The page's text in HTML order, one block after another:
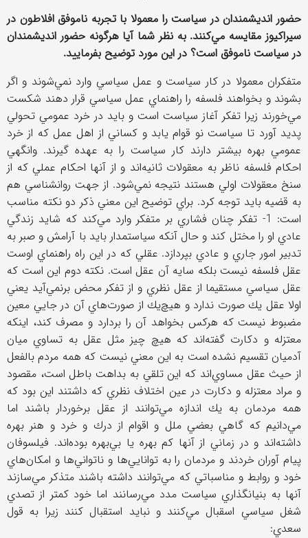
حضور انديشمندان در سياست را معمولا با تجربه ناموفق افلاطون در
سيراكيوز مقايسه مي‌كنند. به نظر شما آيا هرگونه حضور انديشمندان
در سياست ناموفق است؟ در اين مورد توضيح بفرماييد.
متفكران معمولا در كار سياست و عمل سياسي وارد نمي‌شوند و اگر
بشوند و بخواهند فلسفه را راهنماي عمل سياسي قرار دهند شكست
مي‌خورند زيرا تفكر آغاز سياست است و بايد در خرد عمومي تحولي
پديد آورد تا سياست نو قوام يابد و كساني از اهل عمل كه از خرد
عمومي بهره بيشتر دارند كار سياست را به عهده گيرند. وانگهي
احكام فلسفه ناظر به معقولات ثانيه‌اند و از آنها احكام عملي كه از
سنخ معقولات اولي هستند نتيجه نمي‌شود. از جهت روانشناسي هم
به قضيه بايد توجه كرد. براي توضيح اين معني ذكر دو نكته مناسب
است: 1- تفكر چنان فشاري بر متفكر وارد مي‌كند كه شايد زندگي
عادي او را مختل كند و حال آنكه سياستمدار بايد با آرامش و صبر به
تدبير امور جاري و عادي بپردازد. عقلي كه در اين راه راهنماي اوست
عقل فلسفه نيست بلكه سايه آن عقل است. نكته دوم اين است كه
عقل سياسي مستقيما از عقل نظري و از تفكر محض برنمي‌آيد يعني
اولا عقل يك صورت ندارد و هيچ‌يك از صورت‌هاي آن در جايي معين
مضبوط نيست كه هركس بخواهد آن را بردارد و مصرف كند، اينكه
معتزله و دكارت گفته‌اند كه هيچ چيز مثل عقل به تساوي ميان
آدميان تقسيم نشده است به اين معني نيست كه همه مردم بالفعل
از حيث عقل مساوي‌اند كه اين تلقي به بداهت باطل است، مقصود
و مراد معتزله و دكارت در عين اختلاف نظري كه داشتند اين بود كه
همه مردمان به يك اندازه مي‌توانند از عقل برخوردار باشند اما
مي‌دانيم كه گاهي بعضي ملل و اقوام از درك و خرد و هنر بهره
داشته‌اند و در زماني از آنها كم بهره يا بي‌بهره بوده‌اند. فيلسوفان
پيام آوران خردند و مردمان را به توانايي‌ها و ناتواني‌ها و امكان‌هاي
خود و روابط و مناسباتي كه مي‌توانند داشته باشند متذكر مي‌سازند
آنها به بنيانگذاري سياست مدد مي‌رسانند اما خود كمتر از تصدي
شغل سياسي اسقبال مي‌كنند و نبايد استقبال كنند زيرا به قول
سعدي: